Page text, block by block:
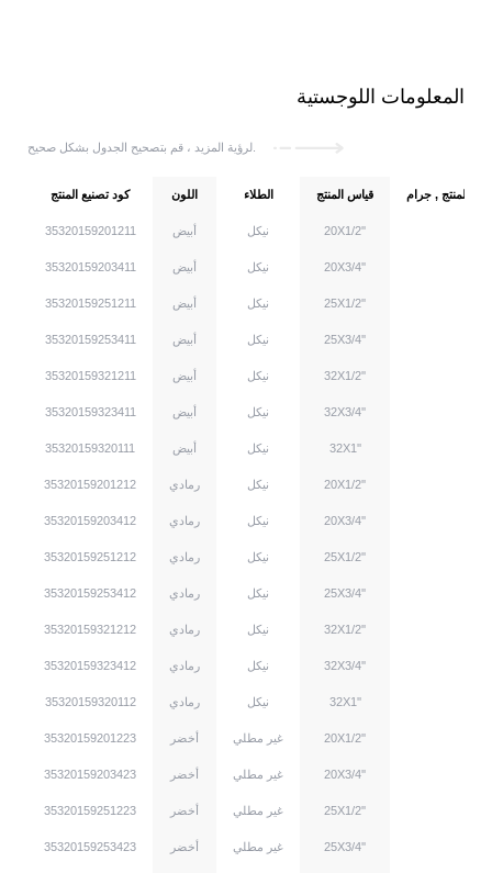
المعلومات اللوجستية
كود تصنيع المنتج اللون الطلاء قياس المنتج وزن المنتج , جرام
35320159201211 أبيض نيكل 20X1/2''
35320159203411 أبيض نيكل 20X3/4''
35320159251211 أبيض نيكل 25X1/2''
35320159253411 أبيض نيكل 25X3/4''
35320159321211 أبيض نيكل 32X1/2''
35320159323411 أبيض نيكل 32X3/4''
35320159320111 أبيض نيكل 32X1''
35320159201212 رمادي نيكل 20X1/2''
35320159203412 رمادي نيكل 20X3/4''
35320159251212 رمادي نيكل 25X1/2''
35320159253412 رمادي نيكل 25X3/4''
35320159321212 رمادي نيكل 32X1/2''
35320159323412 رمادي نيكل 32X3/4''
35320159320112 رمادي نيكل 32X1''
35320159201223 أخضر غير مطلي 20X1/2''
35320159203423 أخضر غير مطلي 20X3/4''
35320159251223 أخضر غير مطلي 25X1/2''
35320159253423 أخضر غير مطلي 25X3/4''